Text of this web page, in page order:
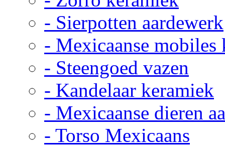
- Sierpotten aardewerk
- Mexicaanse mobiles
- Steengoed vazen
- Kandelaar keramiek
- Mexicaanse dieren
- Torso Mexicaans